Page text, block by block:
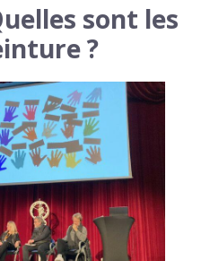
sont les
?